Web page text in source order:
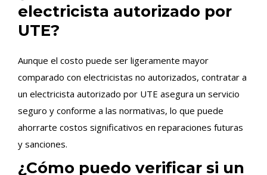
electricista autorizado por
UTE?
Aunque el costo puede ser ligeramente mayor
comparado con electricistas no autorizados, contratar a
un electricista autorizado por UTE asegura un servicio
seguro y conforme a las normativas, lo que puede
ahorrarte costos significativos en reparaciones futuras
y sanciones.
¿Cómo puedo verificar si un